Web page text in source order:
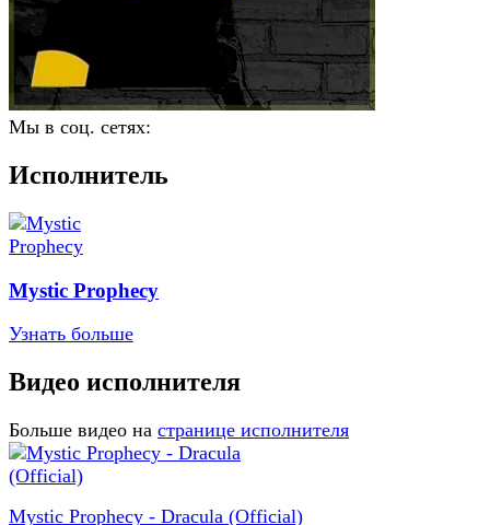
Мы в соц. сетях:
Исполнитель
Mystic Prophecy
Узнать больше
Видео исполнителя
Больше видео на странице исполнителя
Mystic Prophecy - Dracula (Official)